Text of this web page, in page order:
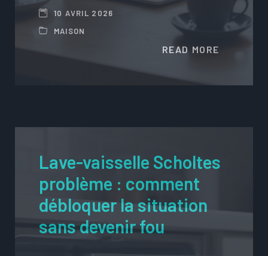
10 AVRIL 2026
MAISON
READ MORE
Lave-vaisselle Scholtes
problème : comment
débloquer la situation
sans devenir fou